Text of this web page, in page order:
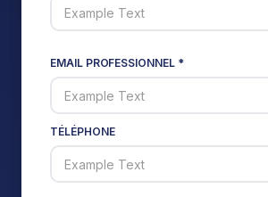
EMAIL PROFESSIONNEL *
TÉLÉPHONE